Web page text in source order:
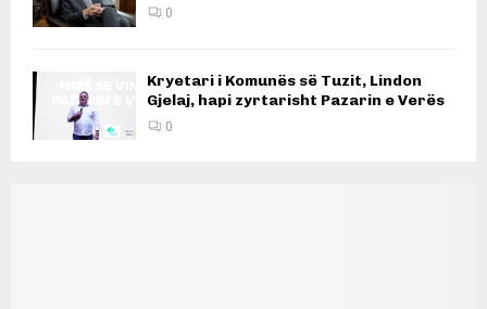
0
Kryetari i Komunës së Tuzit, Lindon
Gjelaj, hapi zyrtarisht Pazarin e Verës
0